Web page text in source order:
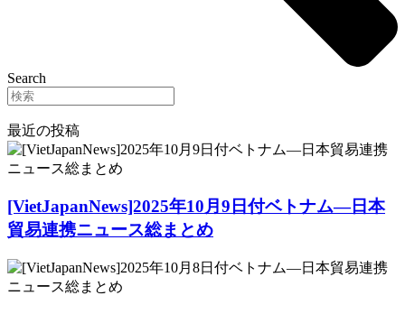
Search
最近の投稿
[VietJapanNews]2025年10月9日付ベトナム―日本
貿易連携ニュース総まとめ